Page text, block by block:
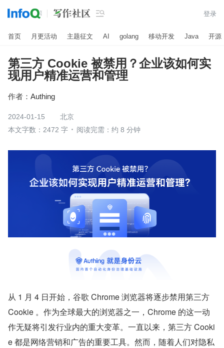
 登录
首页 月更活动 主题征文 AI golang 移动开发 Java 开源
第三方 Cookie 被禁用？企业该如何实
现用户精准运营和管理
作者： Authing
2024-01-15
北京
本文字数：2472 字
阅读完需：约 8 分钟
从 1 月 4 日开始，谷歌 Chrome 浏览器将逐步禁用第三方
Cookie 。作为全球最大的浏览器之一，Chrome 的这一动
作无疑将引发行业内的重大变革。一直以来，第三方 Cooki
e 都是网络营销和广告的重要工具。然而，随着人们对隐私